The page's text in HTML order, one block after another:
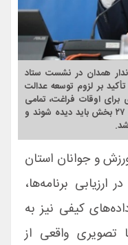
همدان در نشست ستاد
بر لزوم توسعه عدالت
اوقات فراغت، تمامی
ظرفیت‌های استان از جمله ۹۵۰ روستا و ۲۷ بخش باید دیده شوند و
و جوانان استان
ارزیابی برنامه‌ها،
کیفی نیز به
واقعی از